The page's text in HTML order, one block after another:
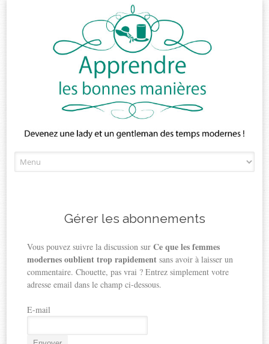
to
Gérer les abonnements
Vous pouvez suivre la discussion surCe que les femmes
modernes oublient trop rapidement sans avoir à laisser un
commentaire. Chouette, pas vrai ? Entrez simplement votre
adresse email dans le champ ci-dessous.
E-mail